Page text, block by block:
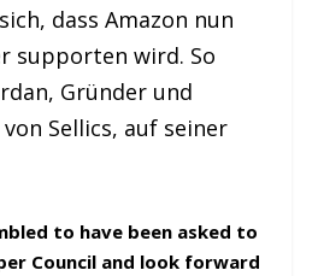
dass Amazon nun
supporten wird. So
Gründer und
Sellics, auf seiner
to have been asked to
Council and look forward